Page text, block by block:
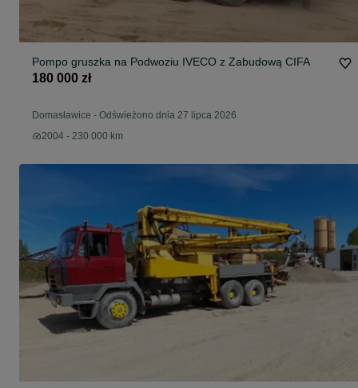
Pompo gruszka na Podwoziu IVECO z Zabudową CIFA
180 000 zł
Domasławice - Odświeżono dnia 27 lipca 2026
2004 - 230 000 km